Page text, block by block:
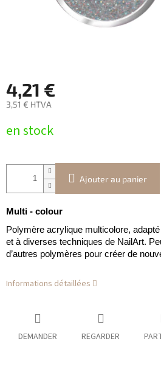
4,21 €
3,51 € HTVA
de
en stock
Ajouter au panier
Multi - colour
Polymère acrylique multicolore,
et à diverses techniques de NailArt.
d’autres polymères pour créer de
Informations détaillées
DEMANDER REGARDER